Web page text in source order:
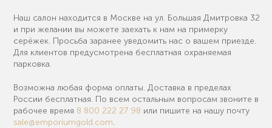
Наш салон находится в Москве на ул. Большая Дмитровка 32
и при желании вы можете заехать к нам на примерку
серёжек. Просьба заранее уведомить нас о вашем приезде.
Для клиентов предусмотрена бесплатная охраняемая
парковка.
Возможна любая форма оплаты. Доставка в пределах
России бесплатная. По всем остальным вопросам звоните в
рабочее время 8 800 222 27 98 или пишите на нашу почту
sale@emporiumgold.com.